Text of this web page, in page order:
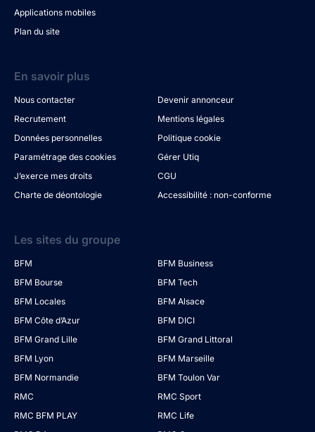
Applications mobiles
Plan du site
En savoir plus
Nous contacter
Devenir annonceur
Recrutement
Mentions légales
Données personnelles
Politique cookie
Paramétrage des cookies
Gérer Utiq
J’exerce mes droits
CGU
Charte de déontologie
Accessibilité : non-conforme
Les sites du groupe
BFM
BFM Business
BFM Bourse
BFM Tech
BFM Locales
BFM Alsace
BFM Côte d’Azur
BFM DICI
BFM Grand Lille
BFM Grand Littoral
BFM Lyon
BFM Marseille
BFM Normandie
BFM Toulon Var
RMC
RMC Sport
RMC BFM PLAY
RMC Life